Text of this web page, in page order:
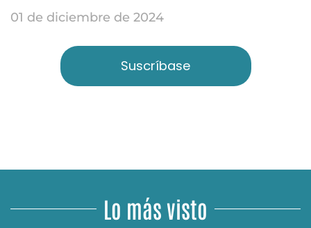
01 de diciembre de 2024
Suscríbase
Lo más visto